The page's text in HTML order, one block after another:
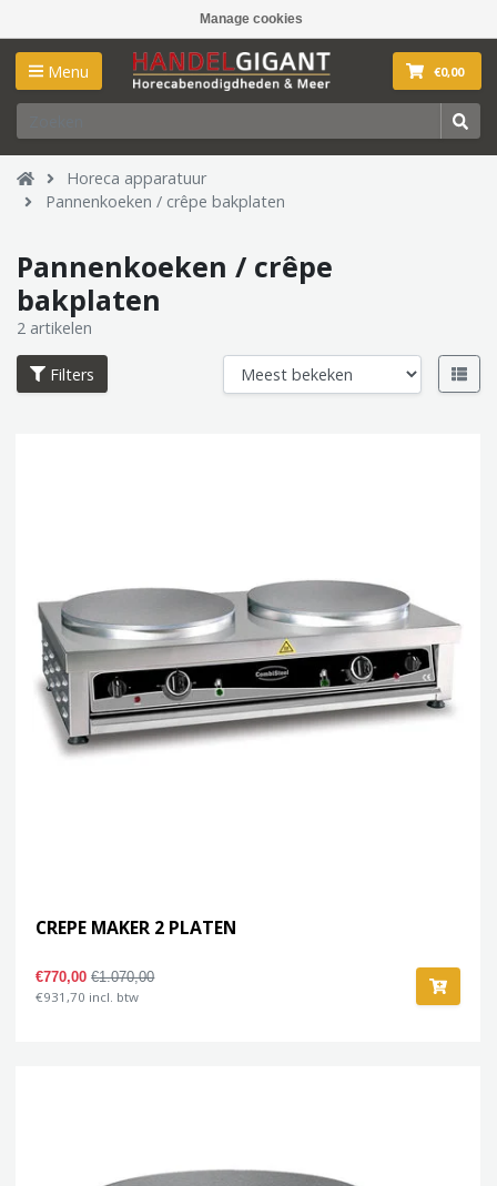
Manage cookies
Menu €0,00
Horeca apparatuur
Pannenkoeken / crêpe bakplaten
Pannenkoeken / crêpe
bakplaten
2 artikelen
Filters
CREPE MAKER 2 PLATEN
€770,00€1.070,00
€931,70 incl. btw